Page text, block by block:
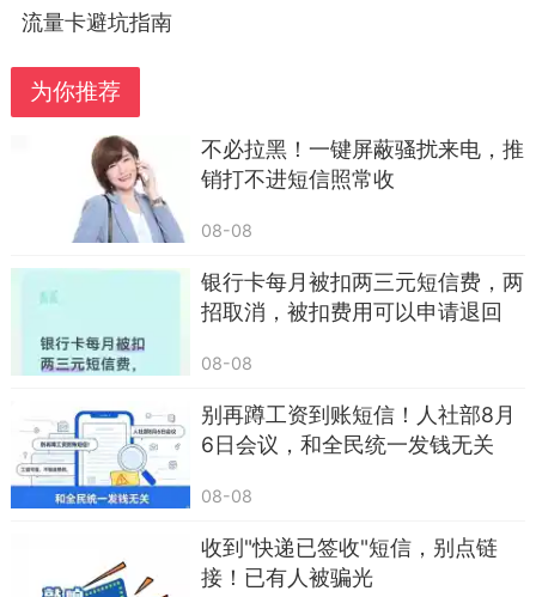
拆分转移。
很多人吃亏就吃在急于处理问题，来不及冷静
思考。正规购物平台处理售后理赔，全程只会在官
方APP内沟通，客服不会主动引导用户安装外部软
件，更不会远程操控手机。遇到这类来电，不用和
对方争辩真假，直接挂断电话，自行打开软件找到
在线人工客服核对订单信息，不要回拨对方提供的
任何联系号码。
从反诈统计数据来看，这类骗局里，女性用户
占比超过七成，六十岁以上老年用户占到两成，主
要原因就是大家对自动扣费、订单损失格外敏感，
容易被短暂的焦虑打乱判断节奏。日常接到涉及订
单理赔、会员关闭的陌生来电，多停留两分钟冷静
思考，就能避开绝大多数圈套。
流量卡避坑指南
为你推荐
不必拉黑！一键屏蔽骚扰来电，推
销打不进短信照常收
08-08
银行卡每月被扣两三元短信费，两
招取消，被扣费用可以申请退回
08-08
别再蹲工资到账短信！人社部8月
6日会议，和全民统一发钱无关
08-08
收到"快递已签收"短信，别点链
接！已有人被骗光